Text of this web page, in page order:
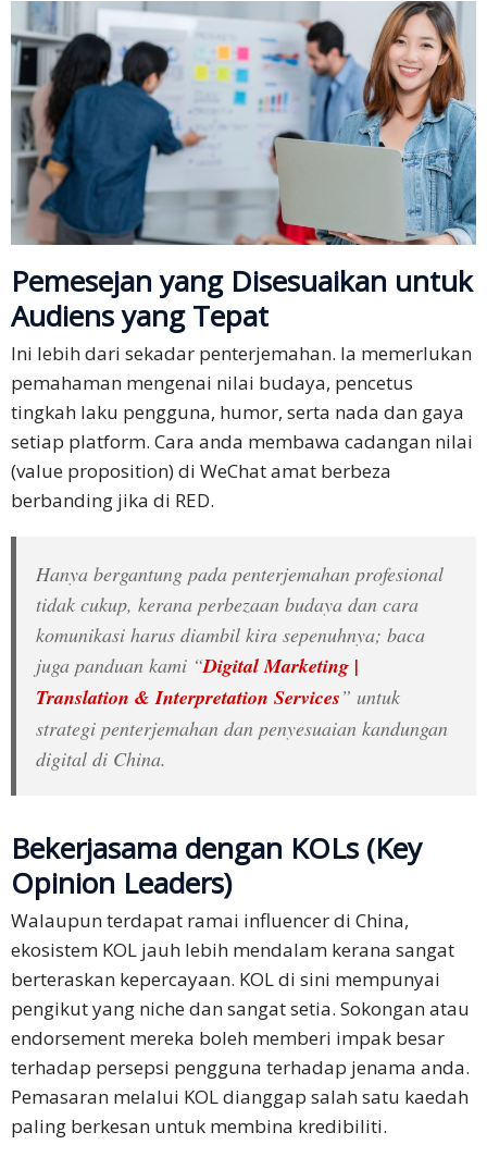
Pemesejan yang Disesuaikan untuk
Audiens yang Tepat
Ini lebih dari sekadar penterjemahan. Ia memerlukan
pemahaman mengenai nilai budaya, pencetus
tingkah laku pengguna, humor, serta nada dan gaya
setiap platform. Cara anda membawa cadangan nilai
(value proposition) di WeChat amat berbeza
berbanding jika di RED.
Hanya bergantung pada penterjemahan profesional
tidak cukup, kerana perbezaan budaya dan cara
komunikasi harus diambil kira sepenuhnya; baca
juga panduan kami “Digital Marketing |
Translation & Interpretation Services” untuk
strategi penterjemahan dan penyesuaian kandungan
digital di China.
Bekerjasama dengan KOLs (Key
Opinion Leaders)
Walaupun terdapat ramai influencer di China,
ekosistem KOL jauh lebih mendalam kerana sangat
berteraskan kepercayaan. KOL di sini mempunyai
pengikut yang niche dan sangat setia. Sokongan atau
endorsement mereka boleh memberi impak besar
terhadap persepsi pengguna terhadap jenama anda.
Pemasaran melalui KOL dianggap salah satu kaedah
paling berkesan untuk membina kredibiliti.